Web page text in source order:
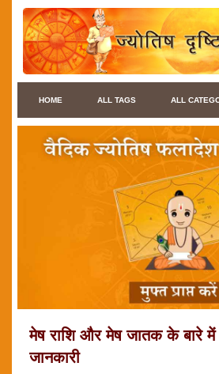
HOME ALL TAGS ALL
मेष राशि और मेष जातक के बारे में
जानकारी